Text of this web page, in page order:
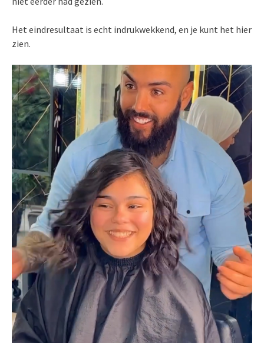
Het eindresultaat is echt indrukwekkend, en je kunt het hier
zien.